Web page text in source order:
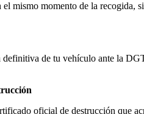
mismo momento de la recogida,
definitiva de tu vehículo ante la
oficial de destrucción que